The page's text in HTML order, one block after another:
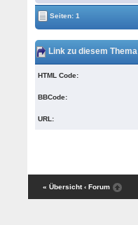
Seiten: 1
Link zu diesem Thema
HTML Code:
BBCode:
URL:
« Übersicht ‹ Forum